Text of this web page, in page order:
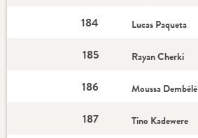
184 Lucas Paqueta
185 Rayan Cherki
186 Moussa Dembélé
187 Tino Kadewere